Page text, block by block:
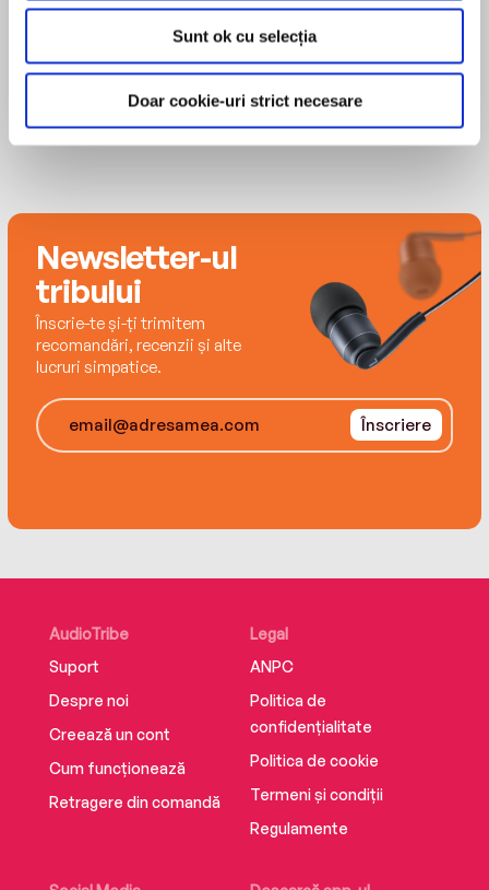
Sunt ok cu selecția
Doar cookie-uri strict necesare
Newsletter-ul
tribului
Înscrie-te și-ți trimitem
recomandări, recenzii și alte
lucruri simpatice.
Înscriere
AudioTribe
Suport
Despre noi
Creează un cont
Cum funcționează
Retragere din comandă
Legal
ANPC
Politica de
confidențialitate
Politica de cookie
Termeni și condiții
Regulamente